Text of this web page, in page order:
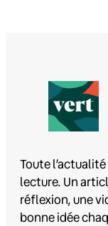
Toute
lecture. Un
réflexion, une
bonne idée